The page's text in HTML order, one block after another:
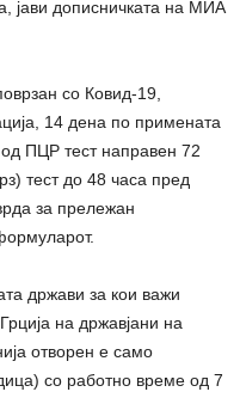
јави дописничката на МИА
со Ковид-19,
14 дена по примената
од ПЦР тест направен 72
тест до 48 часа пред
за прележан
држави за кои важи
на државјани на
отворен е само
со работно време од 7